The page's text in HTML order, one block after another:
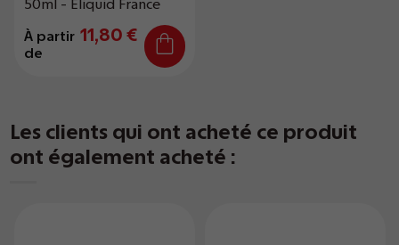
50ml - Eliquid France
À partir
de
11,80 €
Les clients qui ont acheté ce produit
ont également acheté :